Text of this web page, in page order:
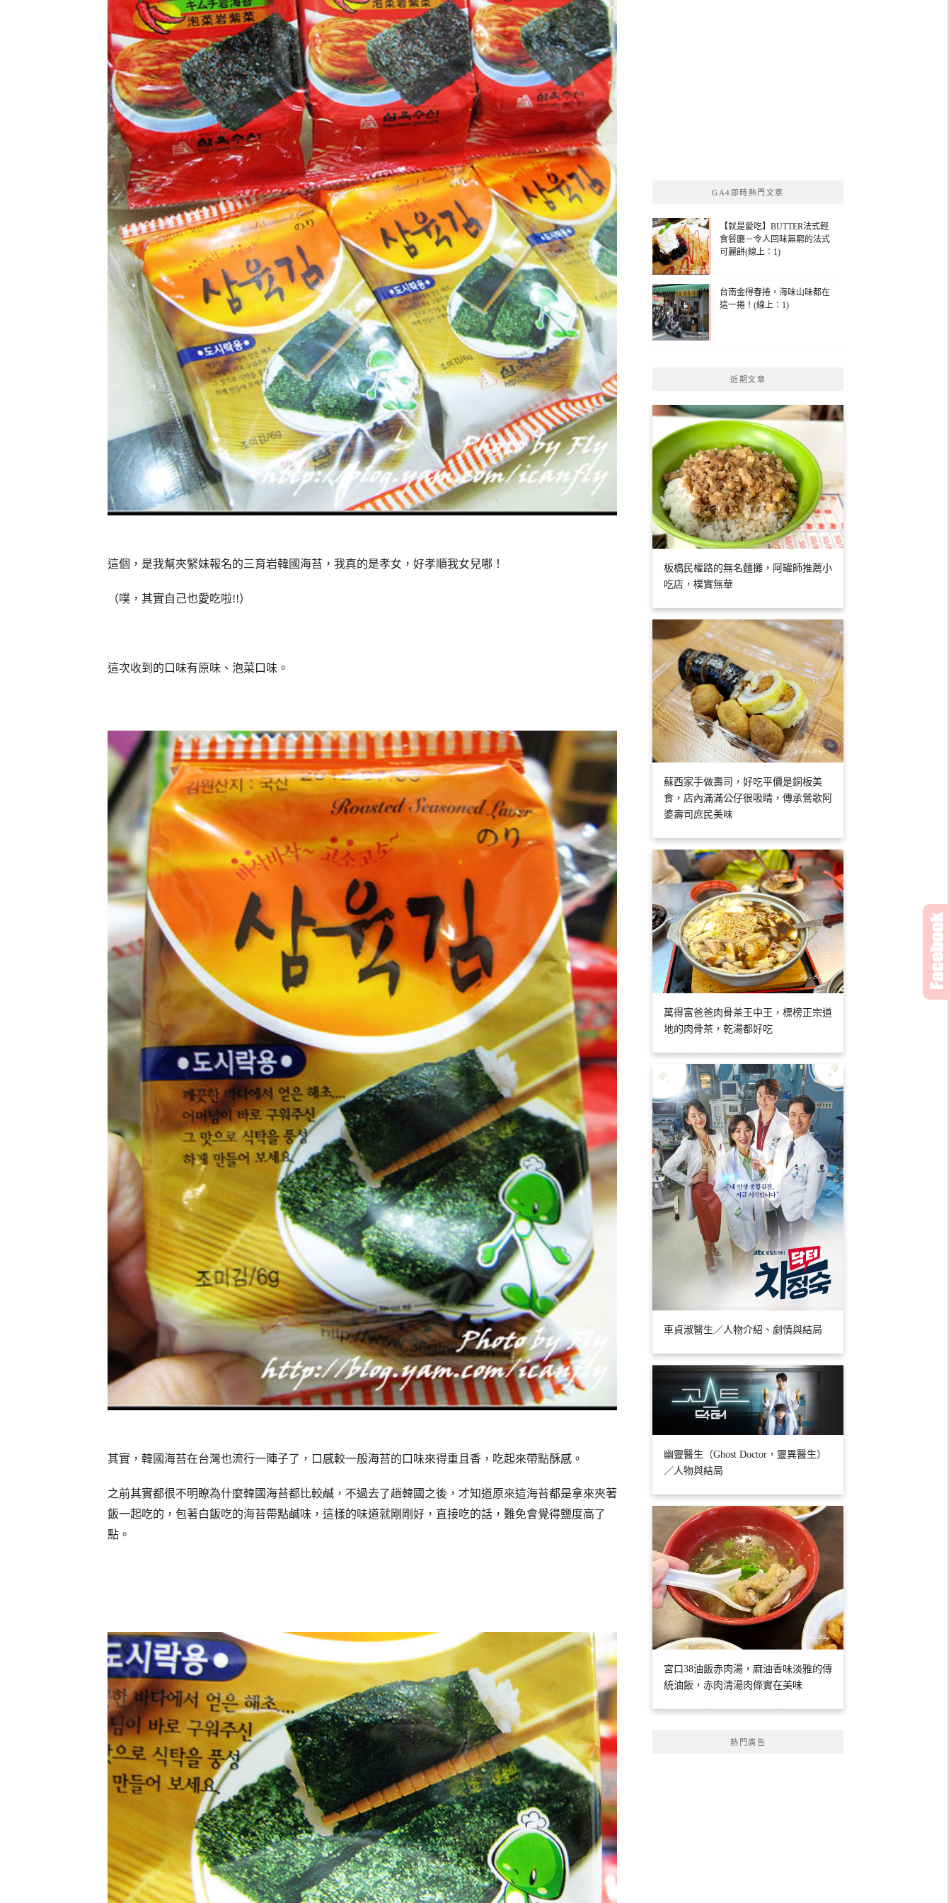
這個，是我幫夾緊妹報名的三育岩韓國海苔，我真的是孝女，好孝順我女兒哪！
（噗，其實自己也愛吃啦!!）
這次收到的口味有原味、泡菜口味。
其實，韓國海苔在台灣也流行一陣子了，口感較一般海苔的口味來得重且香，吃起來帶點酥感。
之前其實都很不明瞭為什麼韓國海苔都比較鹹，不過去了趟韓國之後，才知道原來這海苔都是拿來夾著
飯一起吃的，包著白飯吃的海苔帶點鹹味，這樣的味道就剛剛好，直接吃的話，難免會覺得鹽度高了
點。
GA4即時熱門文章
【就是愛吃】BUTTER法式輕
食餐廳－令人回味無窮的法式
可麗餅(線上：1)
台南金得春捲，海味山味都在
這一捲！(線上：1)
近期文章
板橋民權路的無名麵攤，阿罐師推薦小
吃店，樸實無華
蘇西家手做壽司，好吃平價是銅板美
食，店內滿滿公仔很吸睛，傳承鶯歌阿
婆壽司庶民美味
萬得富爸爸肉骨茶王中王，標榜正宗道
地的肉骨茶，乾湯都好吃
車貞淑醫生／人物介紹、劇情與結局
幽靈醫生（Ghost Doctor，靈異醫生）
／人物與結局
宮口38油飯赤肉湯，麻油香味淡雅的傳
統油飯，赤肉清湯肉條實在美味
熱門廣告